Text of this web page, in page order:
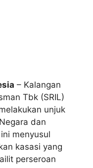
– Kalangan
Tbk (SRIL)
unjuk
dan
menyusul
kasasi yang
perseroan